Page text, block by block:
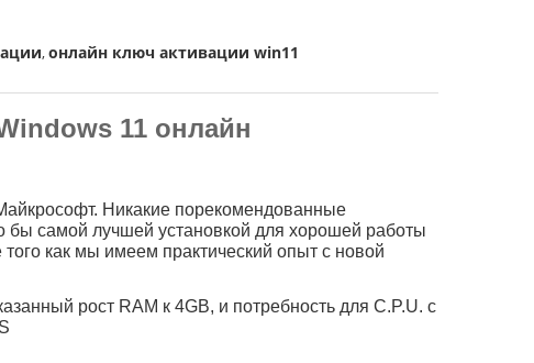
,онлайн ключ активации win11
11 онлайн
Никакие порекомендованные
бы самой лучшей установкой для хорошей работы
как мы имеем практический опыт с новой
рост RAM к 4GB, и потребность для C.P.U. с